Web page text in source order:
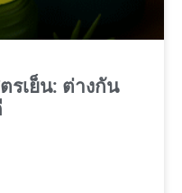
รเย็น: ต่างกัน